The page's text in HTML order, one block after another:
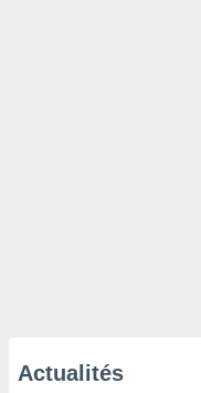
Actualités